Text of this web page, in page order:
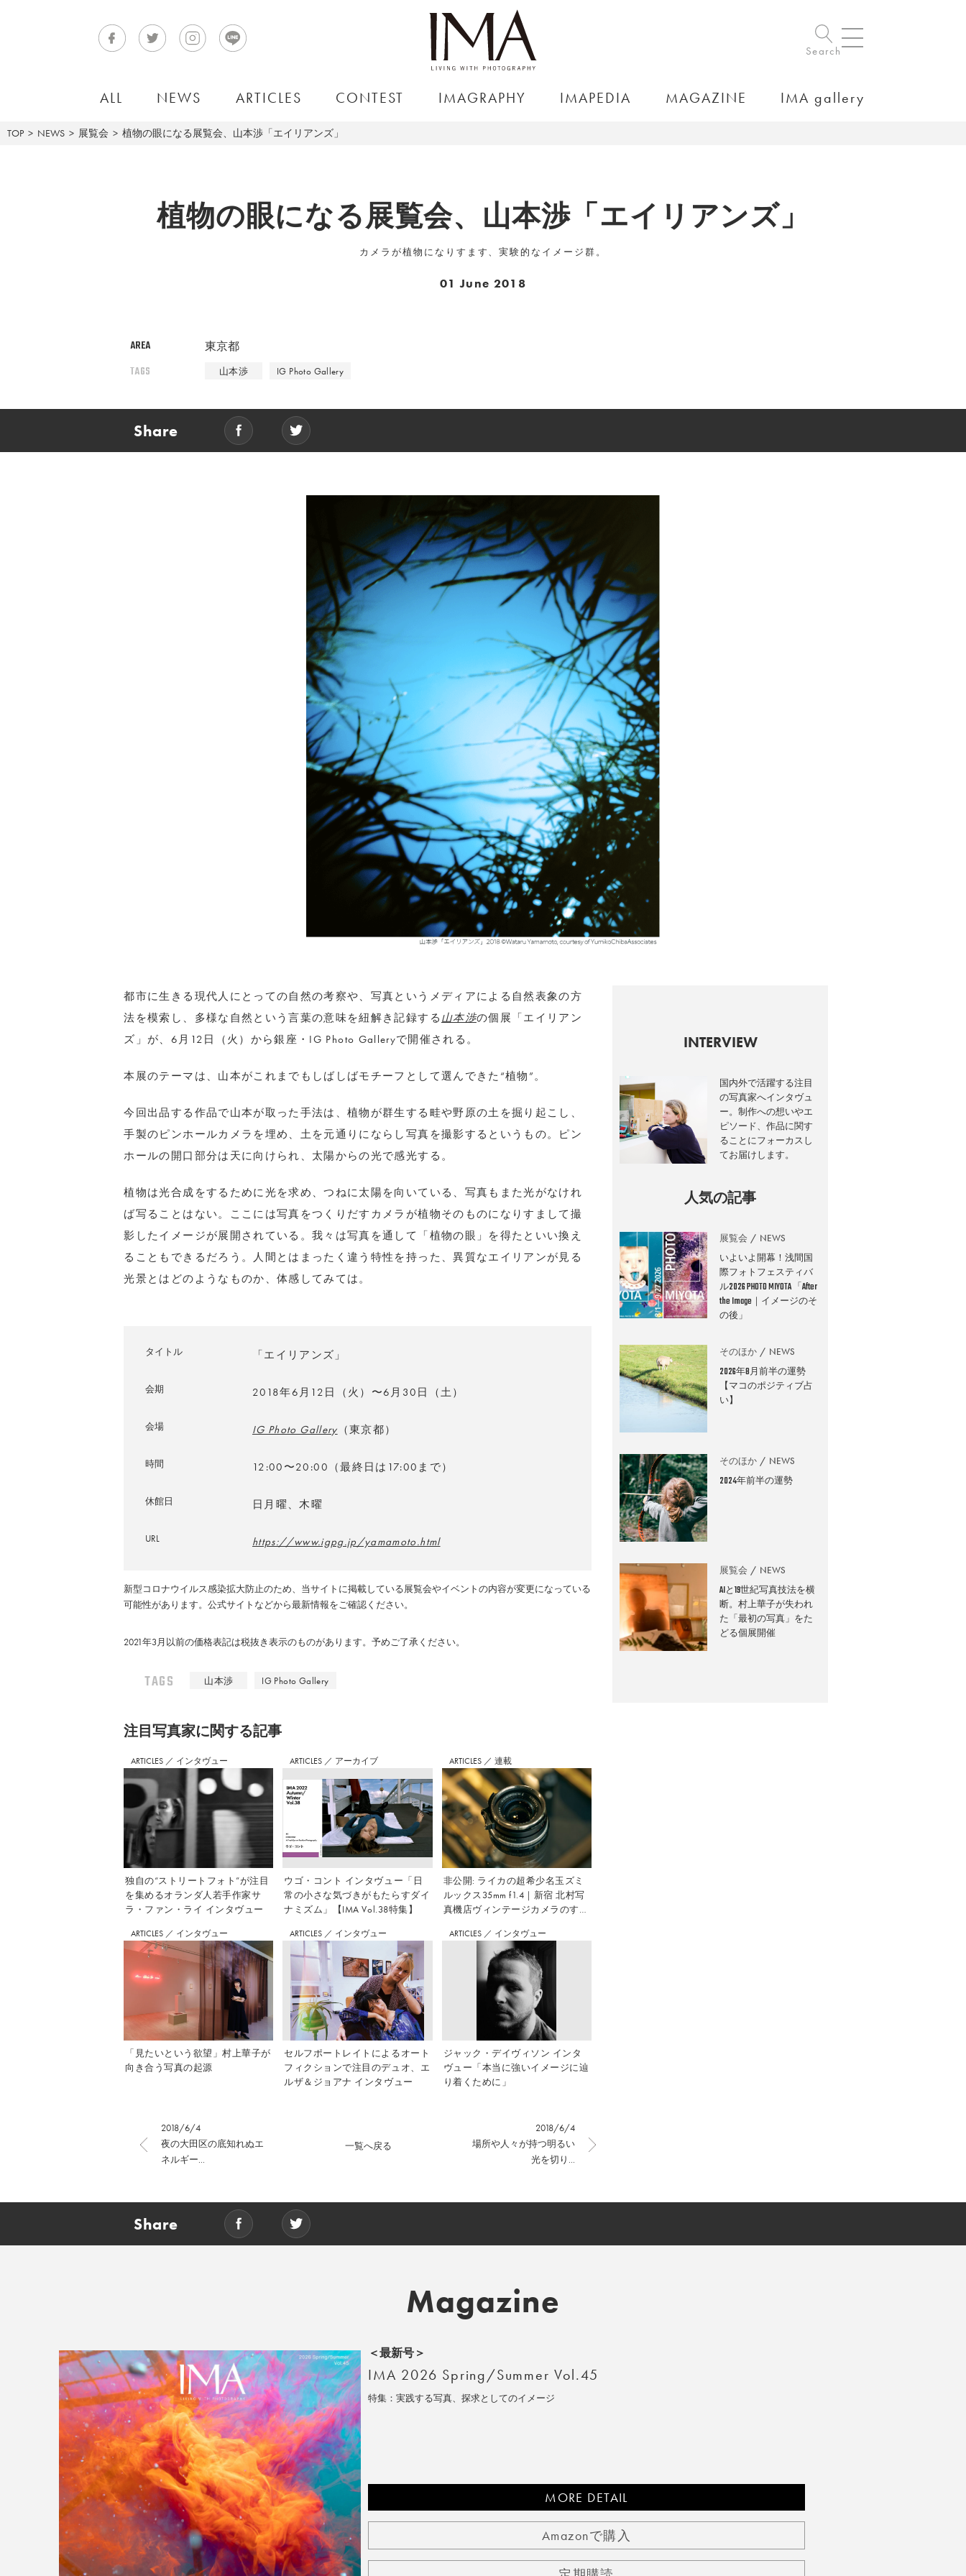
Search
ALL NEWS ARTICLES CONTEST IMAGRAPHY IMAPEDIA MAGAZINE IMA gallery
TOP NEWS 展覧会 植物の眼になる展覧会、山本渉「エイリアンズ」
植物の眼になる展覧会、山本渉「エイリアンズ」
カメラが植物になりすます、実験的なイメージ群。
01 June 2018
AREA 東京都
TAGS 山本渉 IG Photo Gallery
Share
都市に生きる現代人にとっての自然の考察や、写真というメディアによる自然表象の方
法を模索し、多様な自然という言葉の意味を紐解き記録する 山本渉の個展「エイリアン
ズ」が、 6月 12 日（火）から銀座・ IG Photo Galleryで開催される。
本展のテーマは、山本がこれまでもしばしばモチーフとして選んできた“植物”。
今回出品する作品で山本が取った手法は、植物が群生する畦や野原の土を掘り起こし、
手製のピンホールカメラを埋め、土を元通りにならし写真を撮影するというもの。ピン
ホールの開口部分は天に向けられ、太陽からの光で感光する。
植物は光合成をするために光を求め、つねに太陽を向いている、写真もまた光がなけれ
ば写ることはない。ここには写真をつくりだすカメラが植物そのものになりすまして撮
影したイメージが展開されている。我々は写真を通して「植物の眼」を得たといい換え
ることもできるだろう。人間とはまったく違う特性を持った、異質なエイリアンが見る
光景とはどのようなものか、体感してみては。
タイトル 「エイリアンズ」
会期 2018年6月12日（火）〜6月30日（土）
会場 IG Photo Gallery （東京都）
時間 12:00〜20:00（最終日は17:00まで）
休館日 日月曜、木曜
URL https://www.igpg.jp/yamamoto.html
新型コロナウイルス感染拡大防止のため、当サイトに掲載している展覧会やイベントの内容が変更になっている
可能性があります。公式サイトなどから最新情報をご確認ください。
2021年3月以前の価格表記は税抜き表示のものがあります。予めご了承ください。
TAGS 山本渉 IG Photo Gallery
注⽬写真家に関する記事
ARTICLES ／ インタヴュー
独自の“ストリートフォト”が注目
を集めるオランダ人若手作家サ
ラ・ファン・ライ インタヴュー
ARTICLES ／ アーカイブ
ウゴ・コント インタヴュー「日
常の小さな気づきがもたらすダイ
ナミズム」【IMA Vol.38特集】
ARTICLES ／ 連載
非公開: ライカの超希少名玉ズミ
ルックス35mm f1.4｜新宿 北村写
真機店ヴィンテージカメラのすす
ARTICLES ／ インタヴュー
「見たいという欲望」村上華子が
向き合う写真の起源
ARTICLES ／ インタヴュー
セルフポートレイトによるオート
フィクションで注目のデュオ、エ
ルザ＆ジョアナ インタヴュー
ARTICLES ／ インタヴュー
ジャック・デイヴィソン インタ
ヴュー「本当に強いイメージに辿
り着くために」
2018/6/4
夜の大田区の底知れぬエ
ネルギー...
2018/6/4
場所や人々が持つ明るい
光を切り...
一覧へ戻る
INTERVIEW
国内外で活躍する注目
の写真家へインタヴュ
ー。制作への想いやエ
ピソード、作品に関す
ることにフォーカスし
てお届けします。
人気の記事
展覧会 NEWS
いよいよ開幕！浅間国
際フォトフェスティバ
ル2026 PHOTO MIYOTA 「After
the Image｜イメージのそ
の後」
そのほか NEWS
2026年8月前半の運勢
【マコのポジティブ占
い】
そのほか NEWS
2024年前半の運勢
展覧会 NEWS
AIと19世紀写真技法を横
断。村上華子が失われ
た「最初の写真」をた
どる個展開催
Share
Magazine
＜最新号＞
IMA 2026 Spring/Summer Vol.45
特集：実践する写真、探求としてのイメージ
MORE DETAIL
Amazonで購入